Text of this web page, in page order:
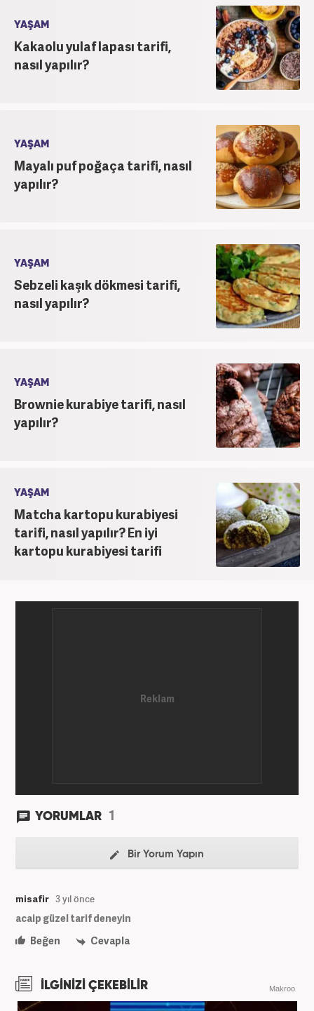
YAŞAM
Kakaolu yulaf lapası tarifi,
nasıl yapılır?
YAŞAM
Mayalı puf poğaça tarifi, nasıl
yapılır?
YAŞAM
Sebzeli kaşık dökmesi tarifi,
nasıl yapılır?
YAŞAM
Brownie kurabiye tarifi, nasıl
yapılır?
YAŞAM
Matcha kartopu kurabiyesi
tarifi, nasıl yapılır? En iyi
kartopu kurabiyesi tarifi
YORUMLAR 1
Bir Yorum Yapın
misafir 3 yıl önce
acaip güzel tarif deneyin
Beğen
Cevapla
İLGİNİZİ ÇEKEBİLİR Makroo